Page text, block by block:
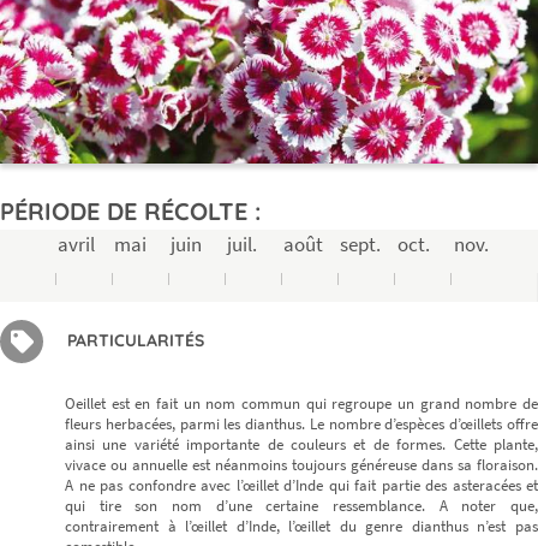
PÉRIODE DE RÉCOLTE :
avril mai juin juil. août sept. oct. nov.
PARTICULARITÉS
Oeillet est en fait un nom commun qui regroupe un grand nombre de
fleurs herbacées, parmi les dianthus. Le nombre d’espèces d’œillets offre
ainsi une variété importante de couleurs et de formes. Cette plante,
vivace ou annuelle est néanmoins toujours généreuse dans sa floraison.
A ne pas confondre avec l’œillet d’Inde qui fait partie des asteracées et
qui tire son nom d’une certaine ressemblance. A noter que,
contrairement à l’œillet d’Inde, l’œillet du genre dianthus n’est pas